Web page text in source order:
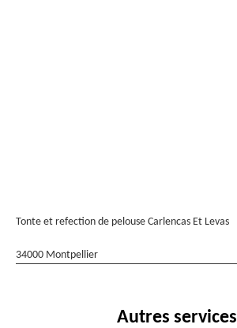
Tonte et refection de pelouse Carlencas Et Levas
34000 Montpellier
Autres services